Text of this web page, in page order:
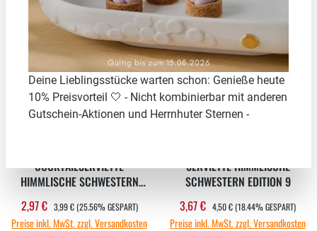
%
COCKTAILSERVIETTE
HIMMLISCHE SCHWESTERN
Verkaufspreis:
2,97 € REGULÄRER PREIS:
3,99 € (25.56% GESPART)
Preise inkl. MwSt. zzgl. Versandkosten
18.44%
SERVIETTE HIMMLISCHE
SCHWESTERN EDITION 9
Verkaufspreis:
3,67 € REGULÄRER PREIS:
4,50 € (18.44% GESPART)
Preise inkl. MwSt. zzgl. Versandkosten
Deine Lieblingsstücke warten schon: Genieße heute
10% Preisvorteil 🤍 - Nicht kombinierbar mit anderen
Gutschein-Aktionen und Herrnhuter Sternen -